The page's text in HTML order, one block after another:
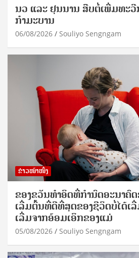
ນວ ແລະ ຢຸນນານ ສືບຕໍ່ເພີ່ມທະວີ
ກຳມະບານ
06/08/2026 Souliyo Sengngam
ຂ່າວໜ້າໜຶ່ງ
ຂອງຂວັນທໍາອິດທີ່ກໍານົດອະນາຄົ
ເລີ່ມຕົ້ນທີ່ດີທີ່ສຸດຂອງຊີວິດບໍ່ໄດ້ເ
ເລີ່ມຈາກອ້ອມເອິກຂອງແມ່
05/08/2026 Souliyo Sengngam